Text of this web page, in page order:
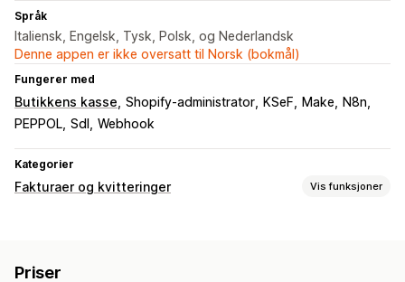
Språk
Italiensk, Engelsk, Tysk, Polsk, og Nederlandsk
Denne appen er ikke oversatt til Norsk (bokmål)
Fungerer med
Butikkens kasse Shopify-administrator KSeF Make
N8n
PEPPOL SdI Webhook
Kategorier
Fakturaer og kvitteringer Vis funksjoner
Priser